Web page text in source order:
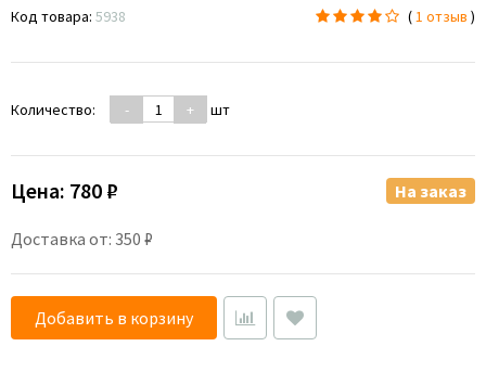
Код товара: 5938 (1 отзыв )
Количество: - + шт
Цена: 780 ₽
Доставка от: 350 ₽
На заказ
Добавить в корзину